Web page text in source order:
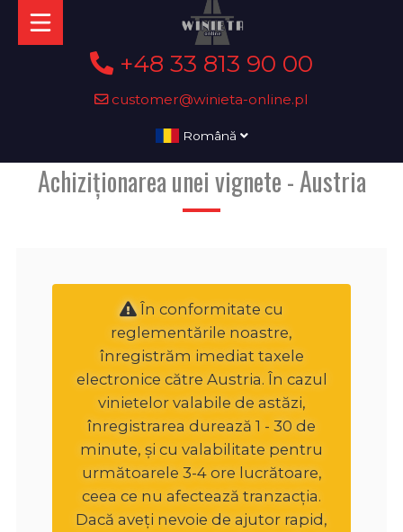
+48 33 813 90 00
customer@winieta-online.pl
Română
Achiziționarea unei vignete - Austria
În conformitate cu
reglementările noastre,
înregistrăm imediat taxele
electronice către Austria. În cazul
vinietelor valabile de astăzi,
înregistrarea durează 1 - 30 de
minute, și cu valabilitate pentru
următoarele 3-4 ore lucrătoare,
ceea ce nu afectează tranzacția.
Dacă aveți nevoie de ajutor rapid,